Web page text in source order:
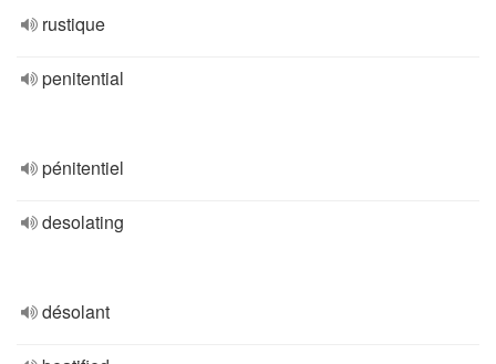
rustique
penitential
pénitentiel
desolating
désolant